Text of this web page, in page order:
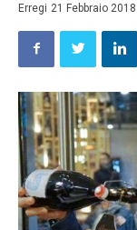
Erregi 21 Febbraio 2018